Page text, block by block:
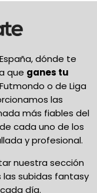
dónde te
que ganes tu
o de Liga
las
más fiables del
cada uno de los
y profesional.
nuestra sección
subidas fantasy
día.